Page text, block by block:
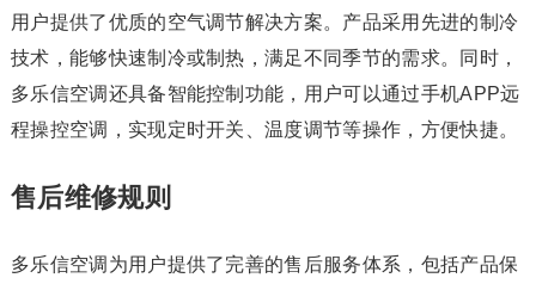
用户提供了优质的空气调节解决方案。产品采用先进的制冷
技术，能够快速制冷或制热，满足不同季节的需求。同时，
多乐信空调还具备智能控制功能，用户可以通过手机APP远
程操控空调，实现定时开关、温度调节等操作，方便快捷。
售后维修规则
多乐信空调为用户提供了完善的售后服务体系，包括产品保